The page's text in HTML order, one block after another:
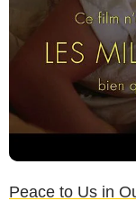
Peace to Us in